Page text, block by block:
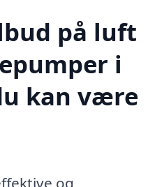
på luft
i
kan være
og